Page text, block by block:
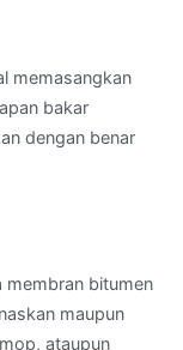
memasangkan
bakar
dengan benar
membran bitumen
maupun
ataupun